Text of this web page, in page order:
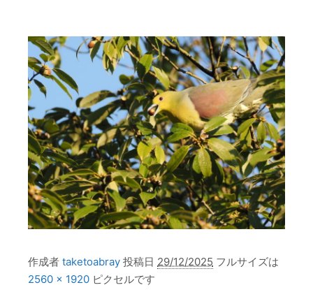
作成者 taketoabray 投稿日 29/12/2025 フルサイズは
2560 × 1920 ピクセルです